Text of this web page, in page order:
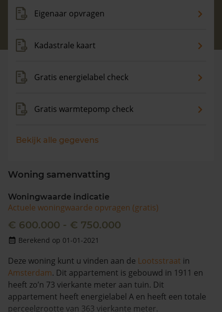
Eigenaar opvragen
Kadastrale kaart
Gratis energielabel check
Gratis warmtepomp check
Bekijk alle gegevens
Woning samenvatting
Woningwaarde indicatie
Actuele woningwaarde opvragen (gratis)
€ 600.000 - € 750.000
Berekend op 01-01-2021
Deze woning kunt u vinden aan de Lootsstraat in
Amsterdam. Dit appartement is gebouwd in 1911 en
heeft zo’n 73 vierkante meter aan tuin. Dit
appartement heeft energielabel A en heeft een totale
perceelgrootte van 363 vierkante meter.